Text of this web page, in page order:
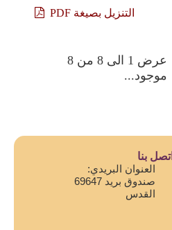
التنزيل بصيغة PDF
عرض 1 الى 8 من 8
موجود...
اتصل بنا
العنوان البريدي:
صندوق بريد 69647
القدس